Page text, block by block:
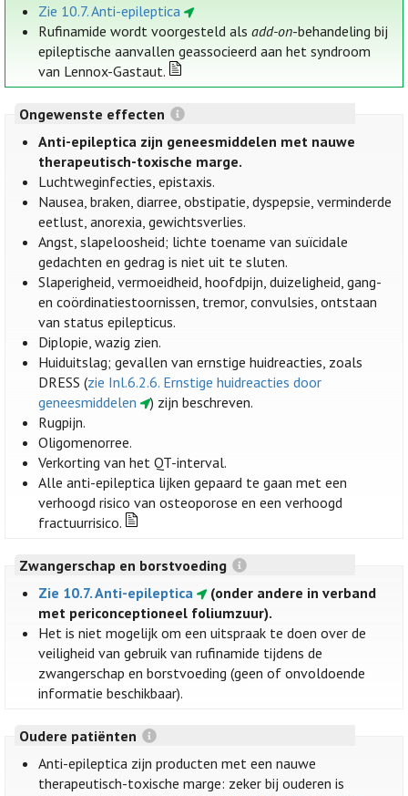
Zie 10.7. Anti-epileptica
Rufinamide wordt voorgesteld alsadd-on-behandeling bij
epileptische aanvallen geassocieerd aan het syndroom
van Lennox-Gastaut.
Ongewenste effecten
Anti-epileptica zijn geneesmiddelen met nauwe
therapeutisch-toxische marge.
Luchtweginfecties, epistaxis.
Nausea, braken, diarree, obstipatie, dyspepsie, verminderde
eetlust, anorexia, gewichtsverlies.
Angst, slapeloosheid; lichte toename van suïcidale
gedachten en gedrag is niet uit te sluten.
Slaperigheid, vermoeidheid, hoofdpijn, duizeligheid, gang-
en coördinatiestoornissen, tremor, convulsies, ontstaan
van status epilepticus.
Diplopie, wazig zien.
Huiduitslag; gevallen van ernstige huidreacties, zoals
DRESS (zie Inl.6.2.6. Ernstige huidreacties door
geneesmiddelen
) zijn beschreven.
Rugpijn.
Oligomenorree.
Verkorting van het QT-interval.
Alle anti-epileptica lijken gepaard te gaan met een
verhoogd risico van osteoporose en een verhoogd
fractuurrisico.
Zwangerschap en borstvoeding
Zie 10.7. Anti-epileptica
(onder andere in verband
met periconceptioneel foliumzuur).
Het is niet mogelijk om een uitspraak te doen over de
veiligheid van gebruik van rufinamide tijdens de
zwangerschap en borstvoeding (geen of onvoldoende
informatie beschikbaar).
Oudere patiënten
Anti-epileptica zijn producten met een nauwe
therapeutisch-toxische marge: zeker bij ouderen is